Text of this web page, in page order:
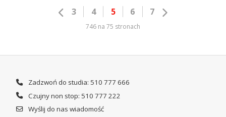
3 4 5 6 7
746 na 75 stronach
Zadzwoń do studia: 510 777 666
Czujny non stop: 510 777 222
Wyślij do nas wiadomość